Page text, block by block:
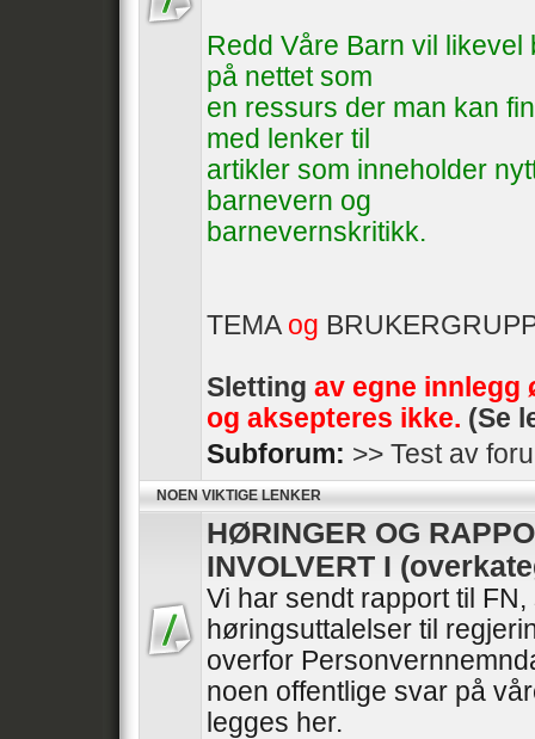
Redd Våre Barn vil
på nettet som
en ressurs der man kan
med lenker til
artikler som inneholder
barnevern og
barnevernskritikk.
TEMAog
Sletting av egne innlegg
og aksepteres ikke. (Se
Subforum: >> Test av
NOEN VIKTIGE LENKER
HØRINGER OG
INVOLVERT I
Vi har sendt rapport til
høringsuttalelser til
overfor
noen offentlige svar på
legges her.